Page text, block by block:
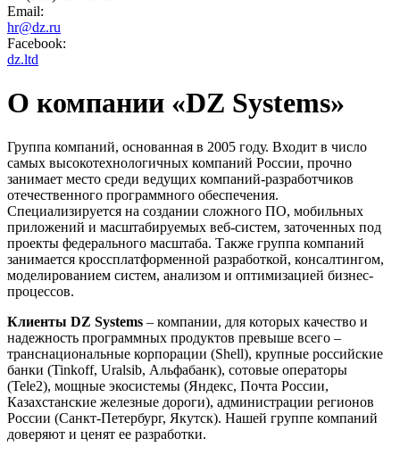
Email:
hr@dz.ru
Facebook:
dz.ltd
О компании «DZ Systems»
Группа компаний, основанная в 2005 году. Входит в число
самых высокотехнологичных компаний России, прочно
занимает место среди ведущих компаний-разработчиков
отечественного программного обеспечения.
Специализируется на создании сложного ПО, мобильных
приложений и масштабируемых веб-систем, заточенных под
проекты федерального масштаба. Также группа компаний
занимается кроссплатформенной разработкой, консалтингом,
моделированием систем, анализом и оптимизацией бизнес-
процессов.
Клиенты DZ Systems – компании, для которых качество и
надежность программных продуктов превыше всего –
транснациональные корпорации (Shell), крупные российские
банки (Tinkoff, Uralsib, Альфабанк), сотовые операторы
(Tele2), мощные экосистемы (Яндекс, Почта России,
Казахстанские железные дороги), администрации регионов
России (Санкт-Петербург, Якутск). Нашей группе компаний
доверяют и ценят ее разработки.